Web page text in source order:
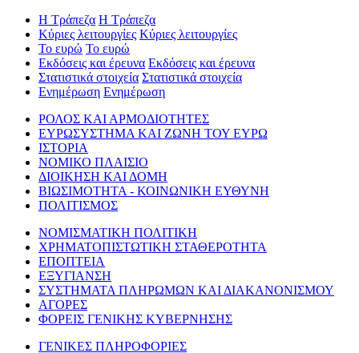
Η Τράπεζα Η Τράπεζα
Κύριες λειτουργίες Κύριες λειτουργίες
Το ευρώ Το ευρώ
Εκδόσεις και έρευνα Εκδόσεις και έρευνα
Στατιστικά στοιχεία Στατιστικά στοιχεία
Ενημέρωση Ενημέρωση
ΡΟΛΟΣ ΚΑΙ ΑΡΜΟΔΙΟΤΗΤΕΣ
ΕΥΡΩΣΥΣΤΗΜΑ ΚΑΙ ΖΩΝΗ ΤΟΥ ΕΥΡΩ
ΙΣΤΟΡΙΑ
ΝΟΜΙΚΟ ΠΛΑΙΣΙΟ
ΔΙΟΙΚΗΣΗ ΚΑΙ ΔΟΜΗ
ΒΙΩΣΙΜΟΤΗΤΑ - ΚΟΙΝΩΝΙΚΗ ΕΥΘΥΝΗ
ΠΟΛΙΤΙΣΜΟΣ
ΝΟΜΙΣΜΑΤΙΚΗ ΠΟΛΙΤΙΚΗ
ΧΡΗΜΑΤΟΠΙΣΤΩΤΙΚΗ ΣΤΑΘΕΡΟΤΗΤΑ
ΕΠΟΠΤΕΙΑ
ΕΞΥΓΙΑΝΣΗ
ΣΥΣΤΗΜΑΤΑ ΠΛΗΡΩΜΩΝ ΚΑΙ ΔΙΑΚΑΝΟΝΙΣΜΟΥ
ΑΓΟΡΕΣ
ΦΟΡΕΙΣ ΓΕΝΙΚΗΣ ΚΥΒΕΡΝΗΣΗΣ
ΓΕΝΙΚΕΣ ΠΛΗΡΟΦΟΡΙΕΣ